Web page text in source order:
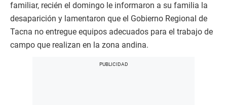
familiar, recién el domingo le informaron a su familia la
desaparición y lamentaron que el Gobierno Regional de
Tacna no entregue equipos adecuados para el trabajo de
campo que realizan en la zona andina.